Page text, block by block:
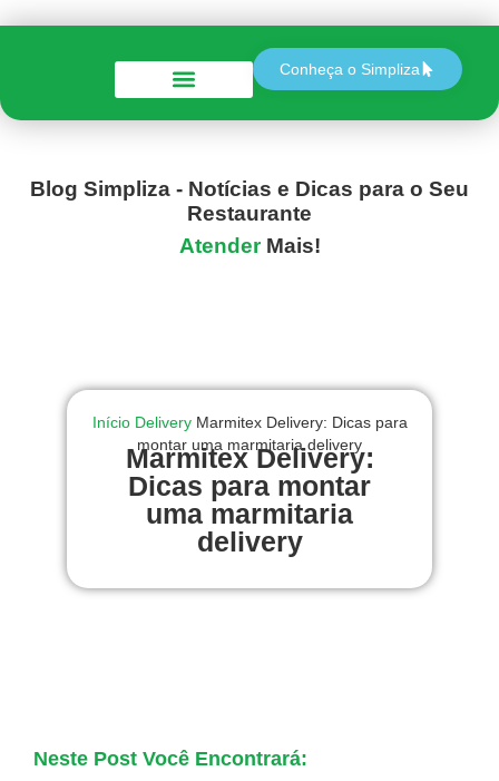
Conheça o Simpliza
Blog Simpliza - Notícias e Dicas para o Seu
Restaurante
Atender Mais!
Início Delivery Marmitex Delivery: Dicas para
montar uma marmitaria delivery
Marmitex Delivery:
Dicas para montar
uma marmitaria
delivery
Neste Post Você Encontrará: